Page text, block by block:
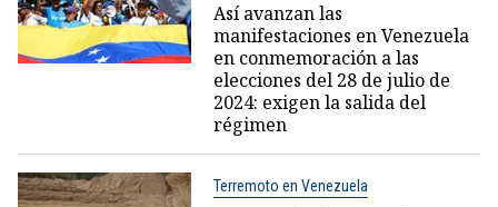
Así avanzan las
manifestaciones en Venezuela
en conmemoración a las
elecciones del 28 de julio de
2024: exigen la salida del
régimen
Terremoto en Venezuela